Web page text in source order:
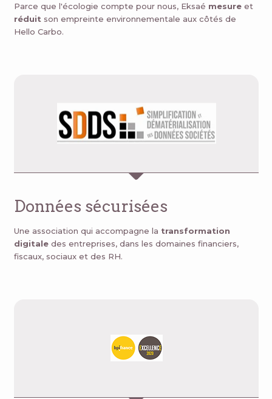
Parce que l'écologie compte pour nous, Eksaé mesure et
réduit son empreinte environnementale aux côtés de
Hello Carbo.
Données sécurisées
Une association qui accompagne la transformation
digitale des entreprises, dans les domaines financiers,
fiscaux, sociaux et des RH.